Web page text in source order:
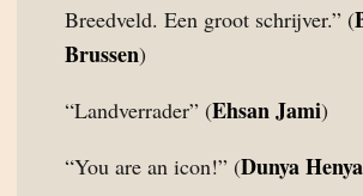
Breedveld. Een groot schrijver.” (
Brussen)
“Landverrader” (Ehsan Jami)
“You are an icon!” (Dunya Henya